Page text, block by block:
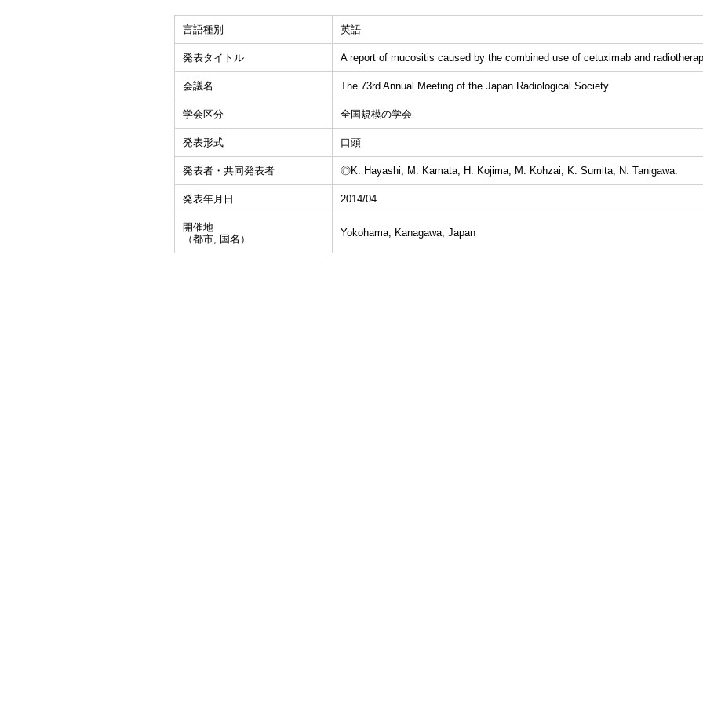
言語種別 英語
発表タイトル A report of mucositis caused by the combined use of cetuximab and
会議名 The 73rd Annual Meeting of the Japan Radiological Society
学会区分 全国規模の学会
発表形式 口頭
発表者・共同発表者 ◎K. Hayashi, M. Kamata, H. Kojima, M. Kohzai, K. Sumita, N. Tanigawa.
発表年月日 2014/04
開催地
（都市, 国名）
Yokohama, Kanagawa, Japan